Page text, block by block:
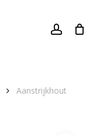
account
Close
Cart
Aanstrijkhout